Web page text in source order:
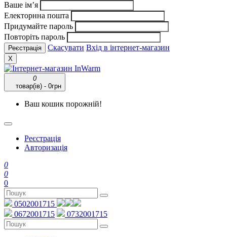
Ваше ім’я
Електорнна пошта
Придумайте пароль
Повторіть пароль
Скасувати Вхід в інтернет-магазин
X
0
товар(ів) - 0грн
Ваш кошик порожній!
Реєстрація
Авторизація
0
0
0
0502001715
0672001715
0732001715